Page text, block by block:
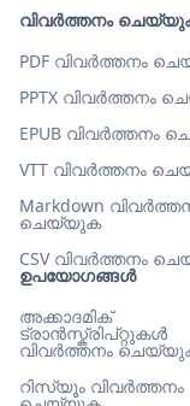
ഉപയോഗങ്ങൾ
അക്കാദമിക്
ട്രാൻസ്ക്രിപ്റ്റുകൾ
വിവർത്തനം
റിസ്യൂം വിവർത്തനം
വിവർത്തനം
PDF വിവർത്തനം
PPTX വിവർത്തനം
EPUB വിവർത്തനം
VTT വിവർത്തനം
Markdown
ചെയ്യുക
CSV വിവർത്തനം